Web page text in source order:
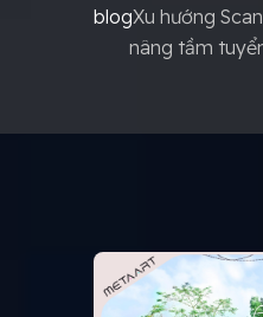
blogXu hướng
nâng tầm